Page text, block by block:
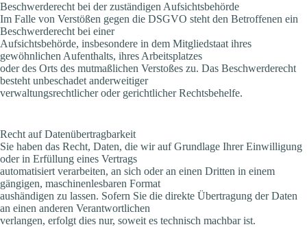
Beschwerderecht bei der zuständigen Aufsichtsbehörde
Im Falle von Verstößen gegen die DSGVO steht den Betroffenen ein
Beschwerderecht bei einer
Aufsichtsbehörde, insbesondere in dem Mitgliedstaat ihres
gewöhnlichen Aufenthalts, ihres Arbeitsplatzes
oder des Orts des mutmaßlichen Verstoßes zu. Das Beschwerderecht
besteht unbeschadet anderweitiger
verwaltungsrechtlicher oder gerichtlicher Rechtsbehelfe.
Recht auf Datenübertragbarkeit
Sie haben das Recht, Daten, die wir auf Grundlage Ihrer Einwilligung
oder in Erfüllung eines Vertrags
automatisiert verarbeiten, an sich oder an einen Dritten in einem
gängigen, maschinenlesbaren Format
aushändigen zu lassen. Sofern Sie die direkte Übertragung der Daten
an einen anderen Verantwortlichen
verlangen, erfolgt dies nur, soweit es technisch machbar ist.